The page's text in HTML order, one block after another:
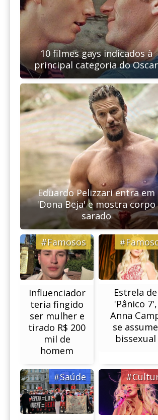
10 filmes gays indicados à
principal categoria do Oscar
Eduardo Pelizzari entra em
'Dona Beja' e mostra corpo
sarado
#Famosos
Influenciador
teria fingido
ser mulher e
tirado R$ 200
mil de
homem
Estrela de
'Pânico 7',
Anna
se assume
bissexual
#Saúde